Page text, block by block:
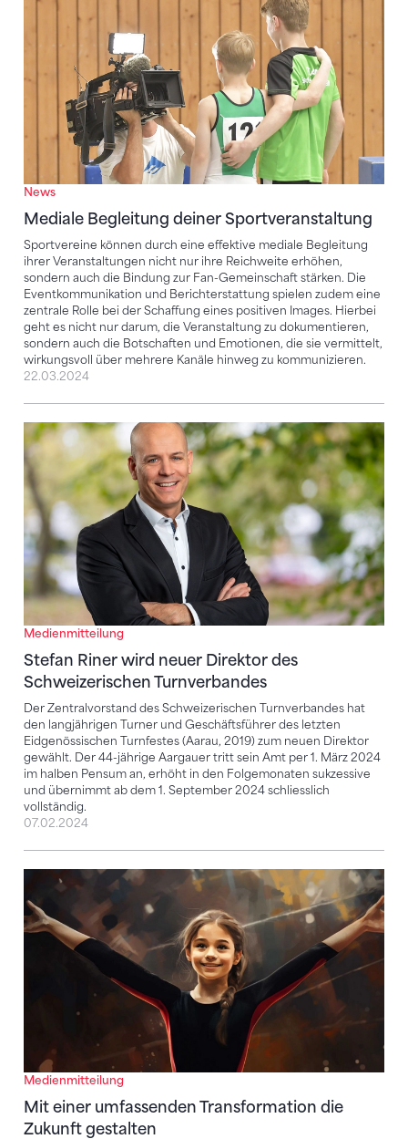
News
Mediale Begleitung deiner Sportveranstaltung
Sportvereine können durch eine effektive mediale Begleitung
ihrer Veranstaltungen nicht nur ihre Reichweite erhöhen,
sondern auch die Bindung zur Fan-Gemeinschaft stärken. Die
Eventkommunikation und Berichterstattung spielen zudem eine
zentrale Rolle bei der Schaffung eines positiven Images. Hierbei
geht es nicht nur darum, die Veranstaltung zu dokumentieren,
sondern auch die Botschaften und Emotionen, die sie vermittelt,
wirkungsvoll über mehrere Kanäle hinweg zu kommunizieren.
22.03.2024
Medienmitteilung
Stefan Riner wird neuer Direktor des
Schweizerischen Turnverbandes
Der Zentralvorstand des Schweizerischen Turnverbandes hat
den langjährigen Turner und Geschäftsführer des letzten
Eidgenössischen Turnfestes (Aarau, 2019) zum neuen Direktor
gewählt. Der 44-jährige Aargauer tritt sein Amt per 1. März 2024
im halben Pensum an, erhöht in den Folgemonaten sukzessive
und übernimmt ab dem 1. September 2024 schliesslich
vollständig.
Stefan Riner wird neuer Direktor des
07.02.2024
Medienmitteilung
Mit einer umfassenden Transformation die
Zukunft gestalten
Mit einer umfassenden Transformation die Zukunft